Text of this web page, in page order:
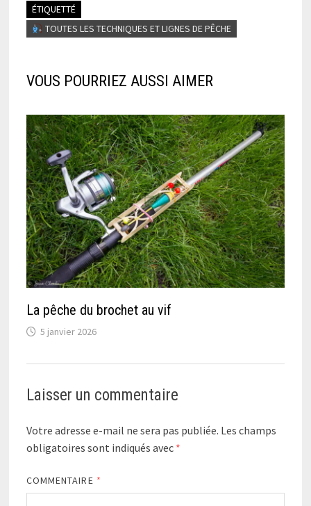
ÉTIQUETTÉ
TOUTES LES TECHNIQUES ET LIGNES DE PÊCHE
VOUS POURRIEZ AUSSI AIMER
La pêche du brochet au vif
5 janvier 2026
Laisser un commentaire
Votre adresse e-mail ne sera pas publiée. Les champs
obligatoires sont indiqués avec *
COMMENTAIRE *